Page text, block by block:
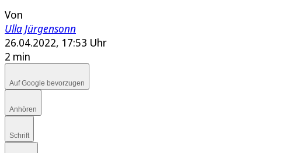
Von
Ulla Jürgensonn
26.04.2022, 17:53 Uhr
2 min
Auf Google bevorzugen
Anhören
Schrift